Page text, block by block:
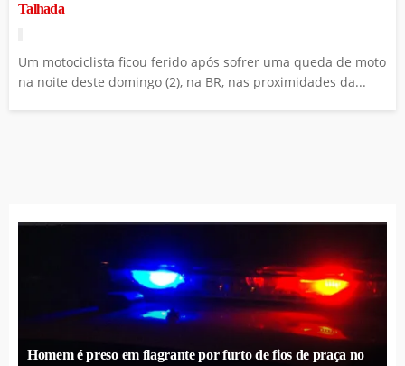
Talhada
Um motociclista ficou ferido após sofrer uma queda de moto
na noite deste domingo (2), na BR, nas proximidades da...
Homem é preso em flagrante por furto de fios de praça no